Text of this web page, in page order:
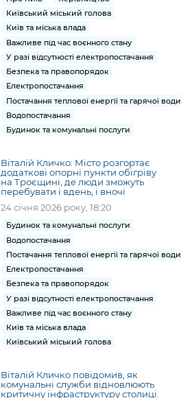
Київський міський голова
Київ та міська влада
Важливе під час воєнного стану
У разі відсутності електропостачання
Безпека та правопорядок
Електропостачання
Постачання теплової енергії та гарячої води
Водопостачання
Будинок та комунальні послуги
Віталій Кличко: Місто розгортає
додаткові опорні пункти обігріву
на Троєщині, де люди зможуть
перебувати і вдень, і вночі
24 січня 2026 року, 18:20
Будинок та комунальні послуги
Водопостачання
Постачання теплової енергії та гарячої води
Електропостачання
Безпека та правопорядок
У разі відсутності електропостачання
Важливе під час воєнного стану
Київ та міська влада
Київський міський голова
Віталій Кличко повідомив, як
комунальні служби відновлюють
критичну інфраструктуру столиці.